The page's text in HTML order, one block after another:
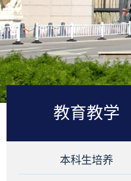
教育教学
本科生培养